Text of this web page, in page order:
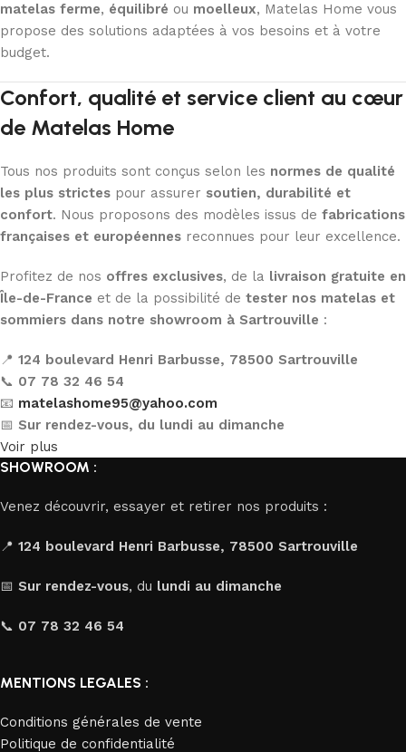
matelas ferme, équilibré ou moelleux, Matelas Home vous
propose des solutions adaptées à vos besoins et à votre
budget.
Confort, qualité et service client au cœur
de Matelas Home
Tous nos produits sont conçus selon les normes de qualité
les plus strictes pour assurer soutien, durabilité et
confort. Nous proposons des modèles issus de fabrications
françaises et européennes reconnues pour leur excellence.
Profitez de nos offres exclusives, de la livraison gratuite en
Île-de-France et de la possibilité de tester nos matelas et
sommiers dans notre showroom à Sartrouville :
📍 124 boulevard Henri Barbusse, 78500 Sartrouville
📞 07 78 32 46 54
📧 matelashome95@yahoo.com
📅 Sur rendez-vous, du lundi au dimanche
Voir plus
SHOWROOM :
Venez découvrir, essayer et retirer nos produits :
📍 124 boulevard Henri Barbusse, 78500 Sartrouville
📅 Sur rendez-vous, du lundi au dimanche
📞 07 78 32 46 54
MENTIONS LEGALES :
Conditions générales de vente
Politique de confidentialité